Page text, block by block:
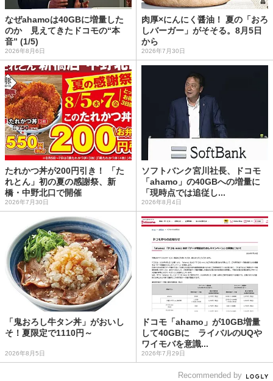
なぜahamoは40GBに増量した
のか 見えてきたドコモの“本
音” (1/5)
2026年8月6日
肉厚×にんにく醤油！ 夏の「おろ
しバーガー」がそそる。8月5日
から
2026年7月30日
たれかつ丼が200円引き！ 「た
れとん」初の夏の感謝祭、新
橋・中野北口で開催
2026年7月30日
ソフトバンク宮川社長、ドコモ
「ahamo」の40GBへの増量に
「現時点では追従し...
2026年8月4日
「鬼おろし牛タン丼」がおいし
そ！夏限定で1110円～
2026年8月5日
ドコモ「ahamo」が10GB増量
して40GBに ライバルのUQや
ワイモバを意識...
2026年7月29日
Recommended by